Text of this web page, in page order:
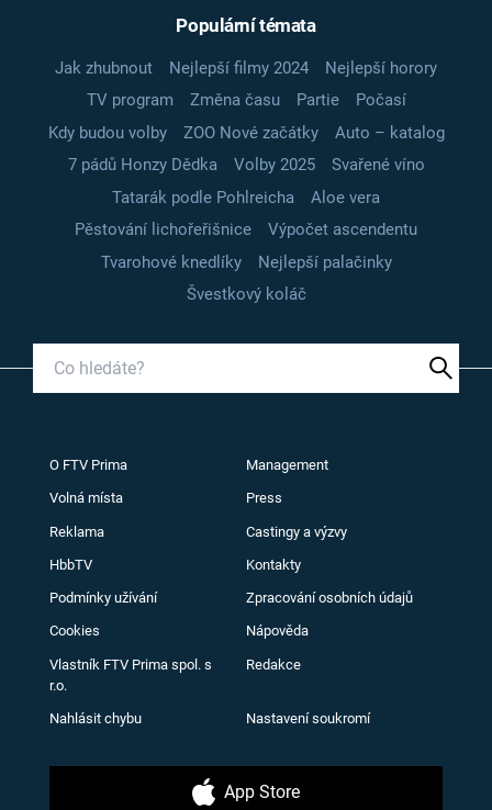
Populární témata
Jak zhubnout Nejlepší filmy 2024
Nejlepší horory
TV program
Změna času Partie
Počasí
Kdy budou volby
ZOO Nové začátky
Auto – katalog
7 pádů Honzy Dědka
Volby 2025
Svařené víno
Tatarák podle Pohlreicha
Aloe vera
Pěstování lichořeřišnice
Výpočet ascendentu
Tvarohové knedlíky
Nejlepší palačinky
Švestkový koláč
O FTV Prima Management
Volná místa Press
Reklama Castingy a výzvy
HbbTV Kontakty
Podmínky užívání Zpracování osobních údajů
Cookies Nápověda
Vlastník FTV Prima spol. s
r.o.
Redakce
Nahlásit chybu Nastavení soukromí
App Store